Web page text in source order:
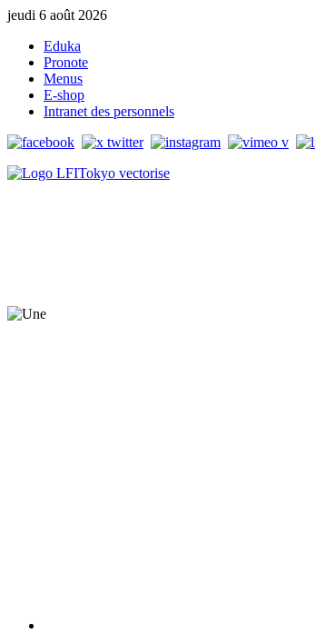
jeudi 6 août 2026
Eduka
Pronote
Menus
E-shop
Intranet des personnels